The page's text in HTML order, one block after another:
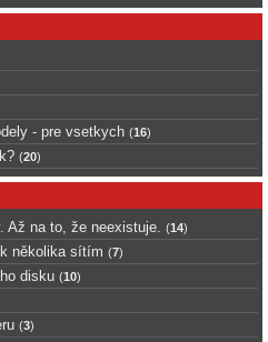
- pre vsetkych (16)
(20)
Až na to, že neexistuje. (14)
několika sítím (7)
disku (10)
(3)